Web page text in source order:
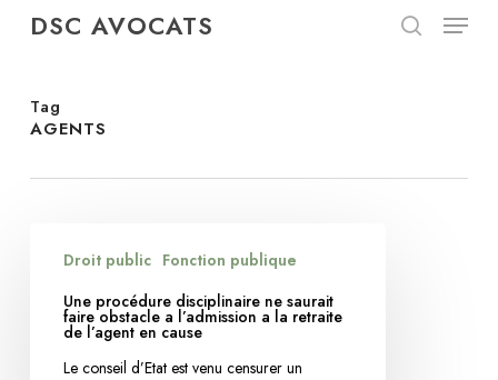
content
DSC AVOCATS Menu
Tag
AGENTS
procédure
disciplinaire
Droit public Fonction publique
Une procédure disciplinaire ne saurait
faire obstacle a l’admission a la retraite
de l’agent en cause
Le conseil d’Etat est venu censurer un